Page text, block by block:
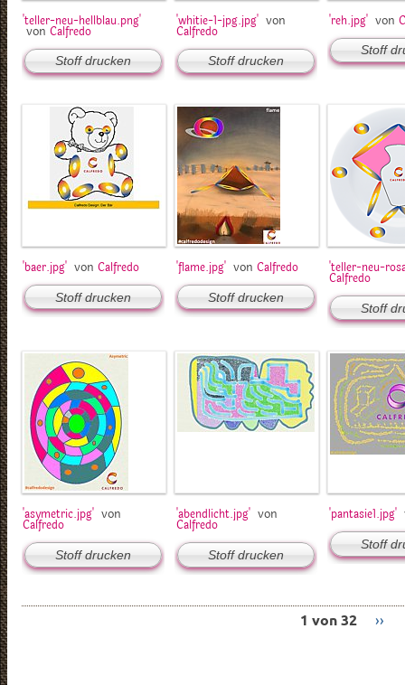
'teller-neu-hellblau.png'
vonCalfredo
Stoff drucken
'whitie-1-jpg.jpg' von
Calfredo
Stoff drucken
'reh.jpg' von
Stoff
'baer.jpg' vonCalfredo
Stoff drucken
'flame.jpg' von Calfredo
Stoff drucken
'teller-neu-
Calfredo
Stoff
'asymetric.jpg' von
Calfredo
Stoff drucken
'abendlicht.jpg' von
Calfredo
Stoff drucken
'pantasie1.jpg'
Stoff
1 von 32 ››